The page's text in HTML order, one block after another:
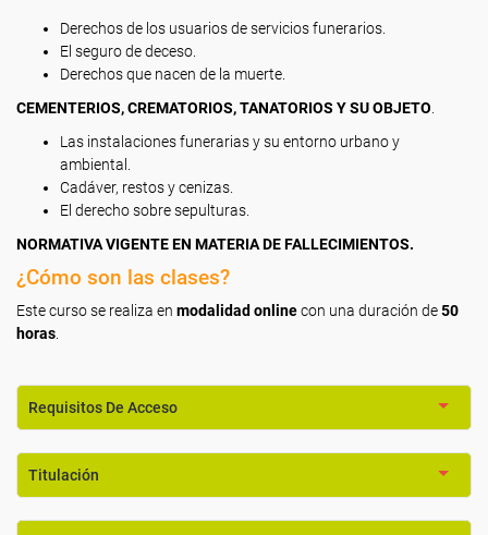
Derechos de los usuarios de servicios funerarios.
El seguro de deceso.
Derechos que nacen de la muerte.
CEMENTERIOS, CREMATORIOS, TANATORIOS Y SU OBJETO
Las instalaciones funerarias y su entorno urbano y
ambiental.
Cadáver, restos y cenizas.
El derecho sobre sepulturas.
NORMATIVA VIGENTE EN MATERIA DE FALLECIMIENTOS.
¿Cómo son las clases?
Este curso se realiza en modalidad onlinecon una duración de50
horas
Requisitos De Acceso
Titulación